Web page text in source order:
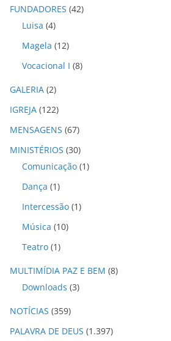
o
FUNDADORES (42)
Luisa (4)
Magela (12)
Vocacional I (8)
GALERIA (2)
IGREJA (122)
MENSAGENS (67)
MINISTÉRIOS (30)
Comunicação (1)
Dança (1)
Intercessão (1)
Música (10)
Teatro (1)
MULTIMÍDIA PAZ E BEM (8)
Downloads (3)
NOTÍCIAS (359)
PALAVRA DE DEUS (1.397)